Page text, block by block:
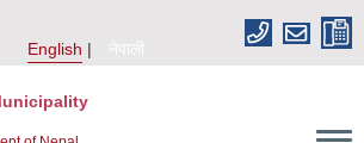
English
नेपाली